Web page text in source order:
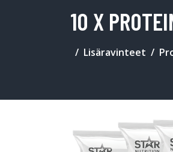
10 X
Lisäravinteet